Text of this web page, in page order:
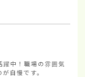
中！職場の雰囲気
自慢です。